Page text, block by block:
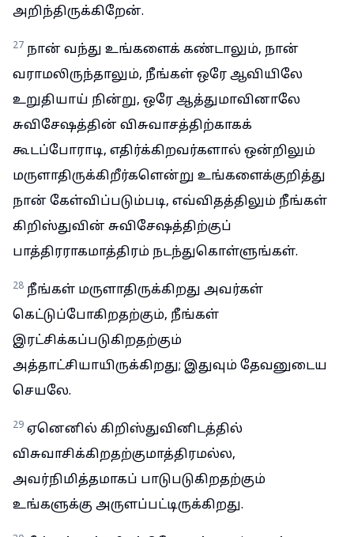
அறிந்திருக்கிறேன்.
27 நான் வந்து உங்களைக் கண்டாலும், நான்
வராமலிருந்தாலும், நீங்கள் ஒரே ஆவியிலே
உறுதியாய் நின்று, ஒரே ஆத்துமாவினாலே
சுவிசேஷத்தின் விசுவாசத்திற்காகக்
கூடப்போராடி, எதிர்க்கிறவர்களால் ஒன்றிலும்
மருளாதிருக்கிறீர்களென்று உங்களைக்குறித்து
நான் கேள்விப்படும்படி, எவ்விதத்திலும் நீங்கள்
கிறிஸ்துவின் சுவிசேஷத்திற்குப்
பாத்திரராகமாத்திரம் நடந்துகொள்ளுங்கள்.
28 நீங்கள் மருளாதிருக்கிறது அவர்கள்
கெட்டுப்போகிறதற்கும், நீங்கள்
இரட்சிக்கப்படுகிறதற்கும்
அத்தாட்சியாயிருக்கிறது; இதுவும் தேவனுடைய
செயலே.
29 ஏனெனில் கிறிஸ்துவினிடத்தில்
விசுவாசிக்கிறதற்குமாத்திரமல்ல,
அவர்நிமித்தமாகப் பாடுபடுகிறதற்கும்
உங்களுக்கு அருளப்பட்டிருக்கிறது.